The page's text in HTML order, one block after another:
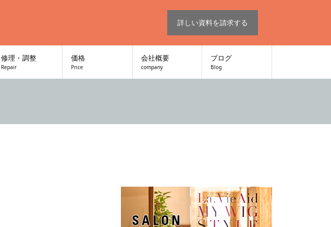
詳しい資料を請求する
修理・調整
Repair
価格
Price
会社概要
company
ブログ
Blog